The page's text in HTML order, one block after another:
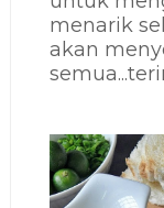
menarik
akan